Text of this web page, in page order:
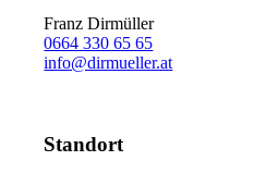
Franz Dirmüller
0664 330 65 65
info@dirmueller.at
Standort